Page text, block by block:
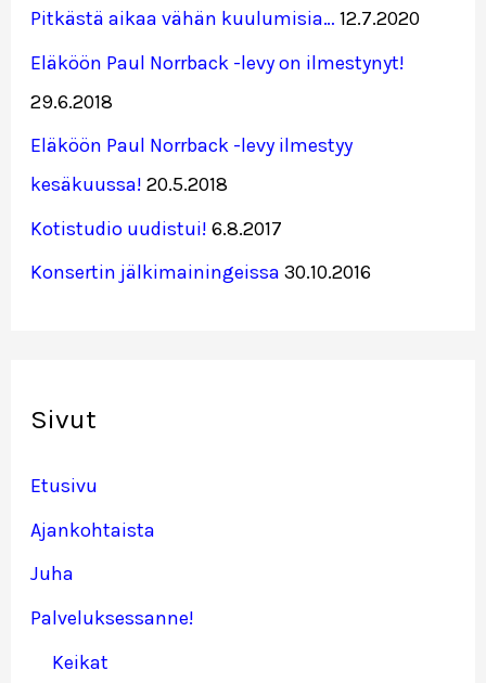
Pitkästä aikaa vähän kuulumisia… 12.7.2020
Eläköön Paul Norrback -levy on ilmestynyt!
29.6.2018
Eläköön Paul Norrback -levy ilmestyy
kesäkuussa! 20.5.2018
Kotistudio uudistui! 6.8.2017
Konsertin jälkimainingeissa 30.10.2016
Sivut
Etusivu
Ajankohtaista
Juha
Palveluksessanne!
Keikat